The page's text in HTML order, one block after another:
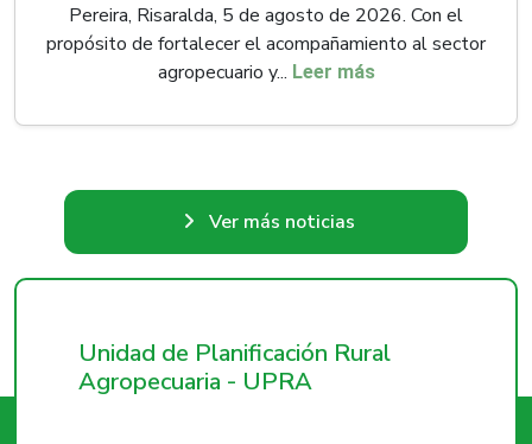
Pereira, Risaralda, 5 de agosto de 2026. Con el
propósito de fortalecer el acompañamiento al sector
agropecuario y... Leer más
Ver más noticias
Unidad de Planificación Rural
Agropecuaria - UPRA